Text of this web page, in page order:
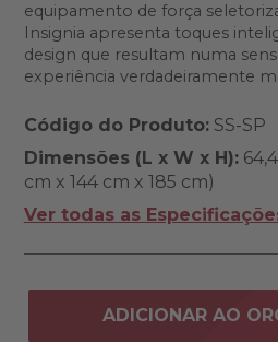
equipamento de força
Insignia apresenta toques
design que resultam numa
experiência verdadeiramente
Código do Produto:SS-SP
Dimensões (L x W x H):
cm x 144 cm x 185 cm)
Ver todas as
ADICIONAR AO